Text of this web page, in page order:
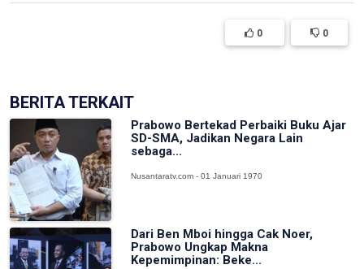
0 0
BERITA TERKAIT
Prabowo Bertekad Perbaiki Buku Ajar
SD-SMA, Jadikan Negara Lain
sebaga...
Nusantaratv.com - 01 Januari 1970
Dari Ben Mboi hingga Cak Noer,
Prabowo Ungkap Makna
Kepemimpinan: Beke...